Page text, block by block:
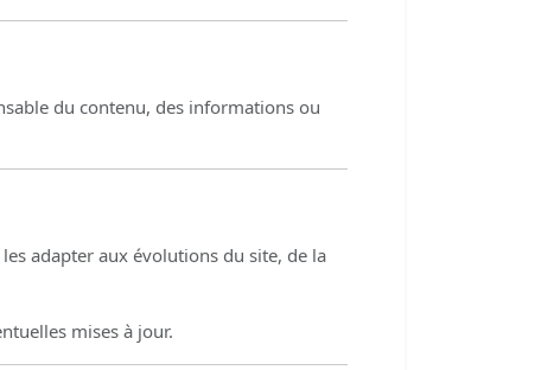
du contenu, des informations ou
adapter aux évolutions du site, de la
mises à jour.